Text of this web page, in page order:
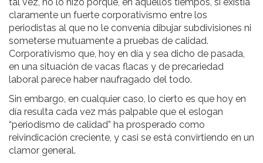
claramente un fuerte corporativismo entre los
periodistas al que no le convenía dibujar subdivisiones ni
someterse mutuamente a pruebas de calidad.
Corporativismo que, hoy en día y sea dicho de pasada,
en una situación de vacas flacas y de precariedad
laboral parece haber naufragado del todo.
Sin embargo, en cualquier caso, lo cierto es que hoy en
día resulta cada vez más palpable que el eslogan
“periodismo de calidad” ha prosperado como
reivindicación creciente, y casi se está convirtiendo en un
clamor general.